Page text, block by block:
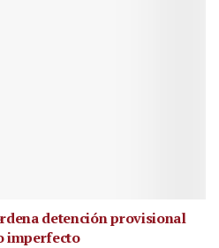
detención provisional
imperfecto